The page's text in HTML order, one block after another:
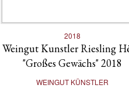
2018
Weingut Kunstler Riesling
"Großes Gewächs" 2018
WEINGUT KÜNSTLER